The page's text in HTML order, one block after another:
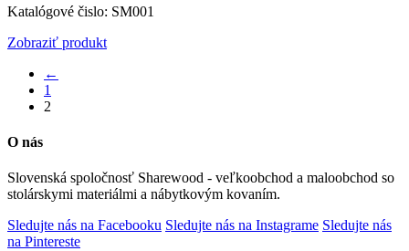
Katalógové čislo: SM001
Zobraziť produkt
←
1
2
O nás
Slovenská spoločnosť Sharewood - veľkoobchod a maloobchod so
stolárskymi materiálmi a nábytkovým kovaním.
Sledujte nás na Facebooku Sledujte nás na Instagrame Sledujte nás
na Pintereste